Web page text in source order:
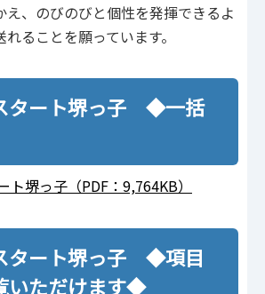
え、のびのびと個性を発揮できるよ
ることを願っています。
タート堺っ子 ◆一括
ト堺っ子（PDF：9,764KB）
タート堺っ子 ◆項目
いただけます◆